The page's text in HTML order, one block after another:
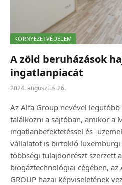
KÖRNYEZETVÉDELEM
A zöld beruházások
ingatlanpiacát
2024. augusztus 26.
Az Alfa Group nevével
találkozni a sajtóban, amikor a
ingatlanbefektetéssel és -
vállalatot is birtokló
többségi tulajdonrészt szerzett
biogáztechnológiai cégében, az
GROUP hazai képviseletének